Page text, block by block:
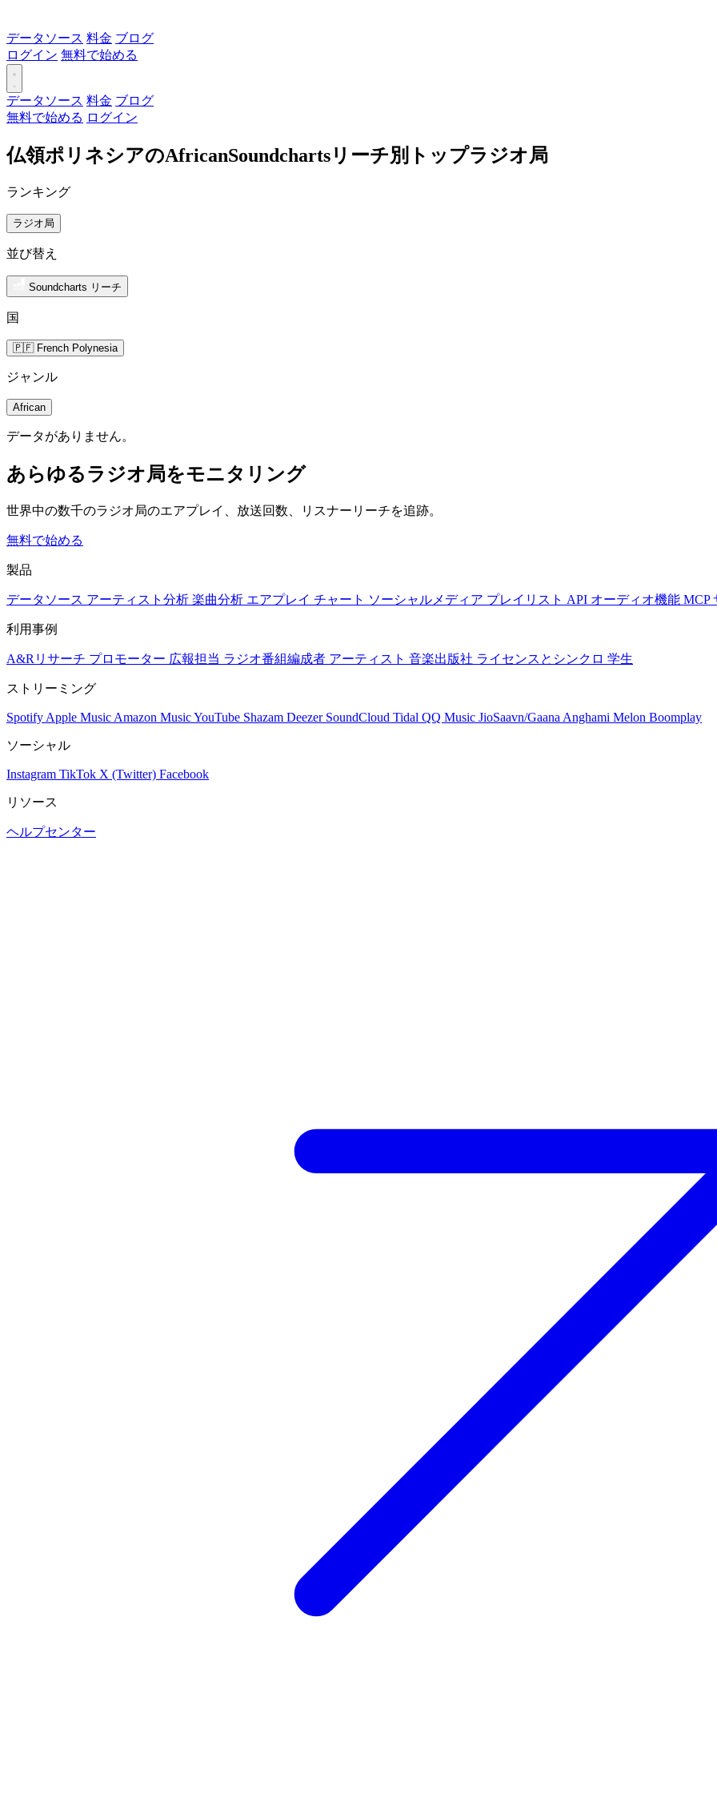
データソース 料金 ブログ
ログイン 無料で始める
データソース 料金 ブログ
無料で始める ログイン
仏領ポリネシアのAfricanSoundchartsリーチ別トップラジオ局
ランキング
ラジオ局
並び替え
Soundcharts リーチ
国
🇵🇫 French Polynesia
ジャンル
African
データがありません。
あらゆるラジオ局をモニタリング
世界中の数千のラジオ局のエアプレイ、放送回数、リスナーリーチを追跡。
無料で始める
製品
データソース アーティスト分析 楽曲分析 エアプレイ チャート ソーシャルメディア プレイリスト API オーディオ機能 MCP
利用事例
A&Rリサーチ プロモーター 広報担当 ラジオ番組編成者 アーティスト 音楽出版社 ライセンスとシンクロ 学生
ストリーミング
Spotify Apple Music Amazon MusicYouTube Shazam Deezer SoundCloud Tidal QQ Music JioSaavn/Gaana Anghami Melon Boomplay
ソーシャル
Instagram TikTok X (Twitter) Facebook
リソース
ヘルプセンター